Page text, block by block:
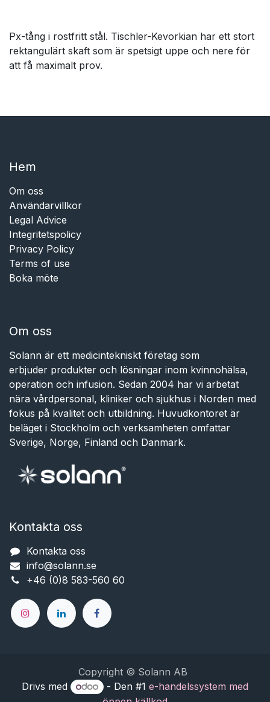
Px-tång i rostfritt stål. Tischler-Kevorkian har ett stort
rektangulärt skaft som är spetsigt uppe och nere för
att få maximalt prov.
Hem​​
Om oss
Användarvillkor
Legal Advice
Integritetspolicy
Privacy Policy
Terms of use
Boka möte
Om oss
Solann är ett medicintekniskt företag som
erbjuder produkter och lösningar inom kvinnohälsa,
operation och infusion. Sedan 2004 har vi arbetat
nära vårdpersonal, kliniker och sjukhus i Norden med
fokus på kvalitet och utbildning. Huvudkontoret är
beläget i Stockholm och verksamheten omfattar
Sverige, Norge, Finland och Danmark.
Kontakta oss
Kontakta oss
info@solann.se​​​​​​
+46 (0)8 583-560 60
Copyright © Solann AB
Drivs med
- Den #1 e-handelssystem med